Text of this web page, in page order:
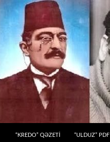
“KREDO” QƏZETİ
“ULDUZ” PDF